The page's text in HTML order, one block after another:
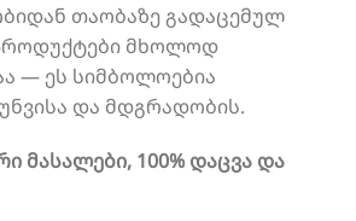
თაობაზე გადაცემულ
მხოლოდ
— ეს სიმბოლოებია
და მდგრადობის.
მასალები, 100% დაცვა და